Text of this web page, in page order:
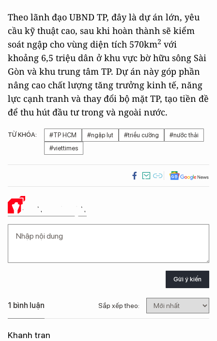
Theo lãnh đạo UBND TP, đây là dự án lớn, yêu
cầu kỹ thuật cao, sau khi hoàn thành sẽ kiểm
soát ngập cho vùng diện tích 570km2 với
khoảng 6,5 triệu dân ở khu vực bờ hữu sông Sài
Gòn và khu trung tâm TP. Dự án này góp phần
nâng cao chất lượng tăng trưởng kinh tế, năng
lực cạnh tranh và thay đổi bộ mặt TP, tạo tiền đề
để thu hút đầu tư trong và ngoài nước.
TỪ KHÓA: #TP HCM #ngập lụt #triều cường
#nước thải
#viettimes
Ý KIẾN CỦA BẠN
Gửi ý kiến
1 bình luận Sắp xếp theo:
Khanh tran